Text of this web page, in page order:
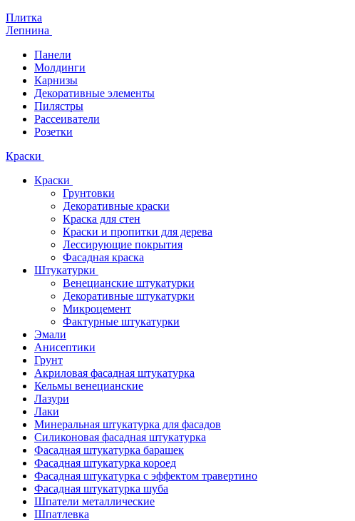
Плитка
Лепнина
Панели
Молдинги
Карнизы
Декоративные элементы
Пилястры
Рассеиватели
Розетки
Краски
Краски
Грунтовки
Декоративные краски
Краска для стен
Краски и пропитки для дерева
Лессирующие покрытия
Фасадная краска
Штукатурки
Венецианские штукатурки
Декоративные штукатурки
Микроцемент
Фактурные штукатурки
Эмали
Анисептики
Грунт
Акриловая фасадная штукатурка
Кельмы венецианские
Лазури
Лаки
Минеральная штукатурка для фасадов
Силиконовая фасадная штукатурка
Фасадная штукатурка барашек
Фасадная штукатурка короед
Фасадная штукатурка с эффектом травертино
Фасадная штукатурка шуба
Шпатели металлические
Шпатлевка